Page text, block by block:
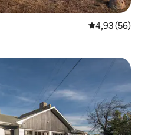
Gemiddelde
4,93 (56)